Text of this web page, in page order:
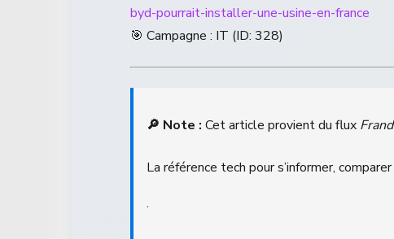
byd-pourrait-installer-une-usine-en-france
🎯 Campagne : IT (ID: 328)
🔎 Note : Cet article provient du flux
La référence tech pour s’informer,
.